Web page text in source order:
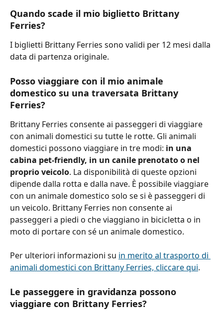
Quando scade il mio biglietto Brittany
Ferries?
I biglietti Brittany Ferries sono validi per 12 mesi dalla
data di partenza originale.
Posso viaggiare con il mio animale
domestico su una traversata Brittany
Ferries?
Brittany Ferries consente ai passeggeri di viaggiare
con animali domestici su tutte le rotte. Gli animali
domestici possono viaggiare in tre modi: in una
cabina pet-friendly, in un canile prenotato o nel
proprio veicolo. La disponibilità di queste opzioni
dipende dalla rotta e dalla nave. È possibile viaggiare
con un animale domestico solo se si è passeggeri di
un veicolo. Brittany Ferries non consente ai
passeggeri a piedi o che viaggiano in bicicletta o in
moto di portare con sé un animale domestico.
Per ulteriori informazioni su in merito al trasporto di
animali domestici con Brittany Ferries, cliccare qui.
Le passeggere in gravidanza possono
viaggiare con Brittany Ferries?